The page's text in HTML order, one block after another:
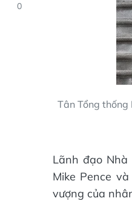
0
Tân Tổng thống
Lãnh đạo Nhà
Mike Pence
vượng của